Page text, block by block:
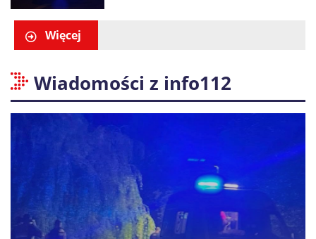
Więcej
Wiadomości z info112